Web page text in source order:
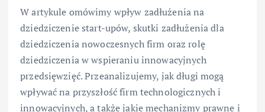
W artykule omówimy wpływ zadłużenia na
dziedziczenie start-upów, skutki zadłużenia dla
dziedziczenia nowoczesnych firm oraz rolę
dziedziczenia w wspieraniu innowacyjnych
przedsięwzięć. Przeanalizujemy, jak długi mogą
wpływać na przyszłość firm technologicznych i
innowacyjnych, a także jakie mechanizmy prawne i